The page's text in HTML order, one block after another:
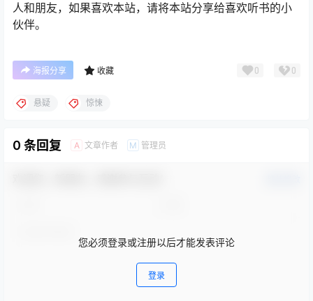
人和朋友，如果喜欢本站，请将本站分享给喜欢听书的小
伙伴。
海报分享 收藏 0 0
悬疑 惊悚
0 条回复 A 文章作者 M 管理员
您必须登录或注册以后才能发表评论
登录